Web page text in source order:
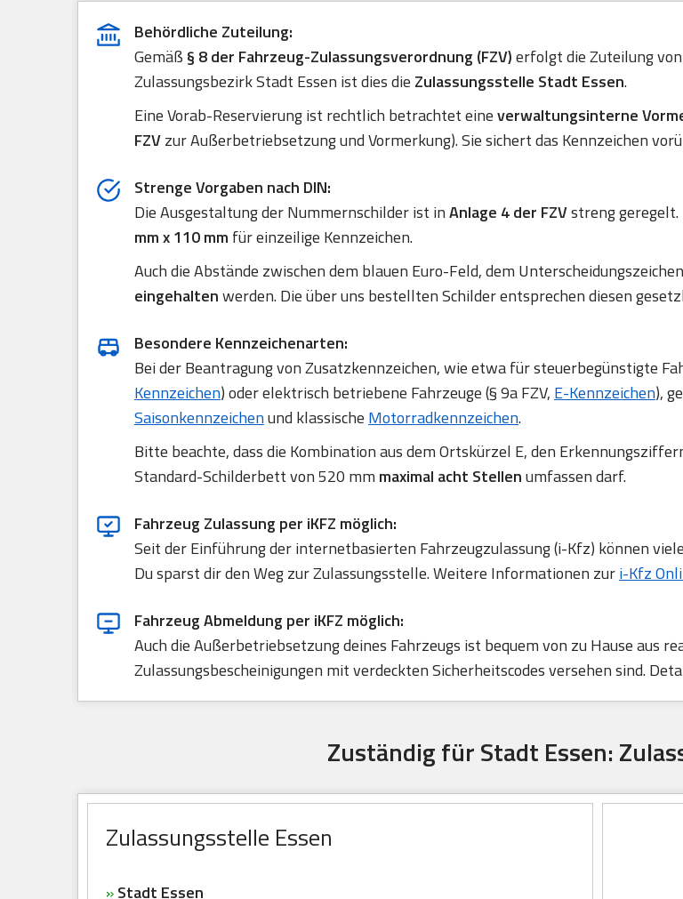
Behördliche Zuteilung:
Gemäß § 8 der Fahrzeug-Zulassungsverordnung (FZV)erfolgt die Zuteilung
Zulassungsbezirk Stadt Essen ist dies die Zulassungsstelle Stadt Essen.
Eine Vorab-Reservierung ist rechtlich betrachtet eineverwaltungsinterne
FZVzur Außerbetriebsetzung und Vormerkung). Sie sichert das Kennzeichen
Strenge Vorgaben nach DIN:
Die Ausgestaltung der Nummernschilder ist inAnlage 4 der FZVstreng
mm x 110 mm für einzeilige Kennzeichen.
Auch die Abstände zwischen dem blauen Euro-Feld, dem
eingehaltenwerden. Die über uns bestellten Schilder entsprechen diesen
Besondere Kennzeichenarten:
Bei der Beantragung von Zusatzkennzeichen, wie etwa für steuerbegünstigte
Kennzeichen) oder elektrisch betriebene Fahrzeuge (§ 9a FZV, E-Kennzeichen),
Saisonkennzeichenund klassische Motorradkennzeichen.
Bitte beachte, dass die Kombination aus dem Ortskürzel E, den
Standard-Schilderbett von 520 mm maximal acht Stellenumfassen darf.
Fahrzeug Zulassung per iKFZ möglich:
Seit der Einführung der internetbasierten Fahrzeugzulassung (i-Kfz) können
Du sparst dir den Weg zur Zulassungsstelle. Weitere Informationen zuri-Kfz
Fahrzeug Abmeldung per iKFZ möglich:
Auch die Außerbetriebsetzung deines Fahrzeugs ist bequem von zu Hause aus
Zulassungsbescheinigungen mit verdeckten Sicherheitscodes versehen sind.
Zuständig für Stadt Essen:
Zulassungsstelle Essen
»Stadt Essen